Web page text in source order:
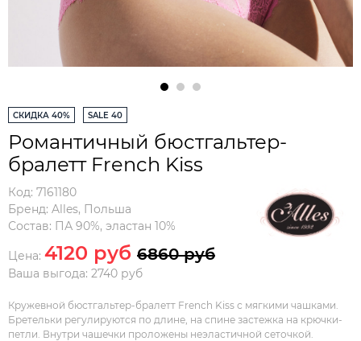
СКИДКА 40% SALE 40
Романтичный бюстгальтер-
бралетт French Kiss
Код: 7161180
Бренд: Alles, Польша
Состав: ПА 90%, эластан 10%
Цена: 4120 руб 6860 руб
Ваша выгода: 2740 руб
Кружевной бюстгальтер-бралетт French Kiss с мягкими чашками.
Бретельки регулируются по длине, на спине застежка на крючки-
петли. Внутри чашечки проложены неэластичной сеточкой.